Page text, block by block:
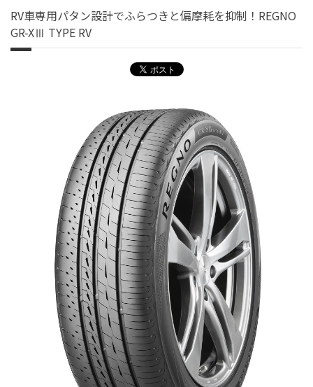
RV車専用パタン設計でふらつきと偏摩耗を抑制！REGNO
GR-XⅢ TYPE RV